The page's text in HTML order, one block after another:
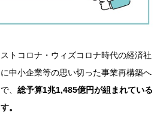
トコロナ・ウィズコロナ時代の経済社
中小企業等の思い切った事業再構築へ
、 総予算1兆1,485億円が組まれている
。